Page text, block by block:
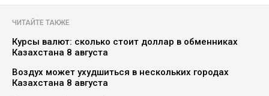
ЧИТАЙТЕ ТАКЖЕ
Курсы валют: сколько стоит доллар в обменниках
Казахстана 8 августа
Воздух может ухудшиться в нескольких городах
Казахстана 8 августа